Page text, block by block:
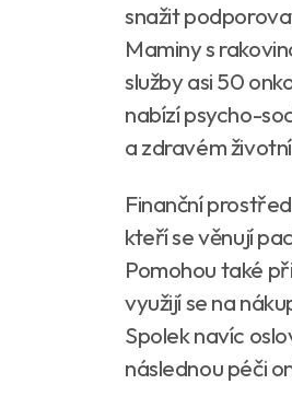
snažit
Maminy s
služby asi 50
nabízí psycho-
a zdravém
Finanční
kteří se věnují
Pomohou také
využijí se na
Spolek navíc
následnou péči